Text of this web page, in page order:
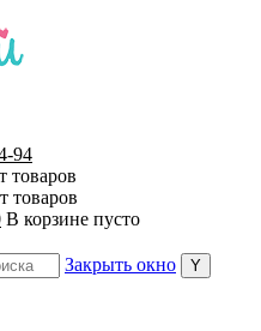
94
товаров
товаров
В корзине пусто
Закрыть окно